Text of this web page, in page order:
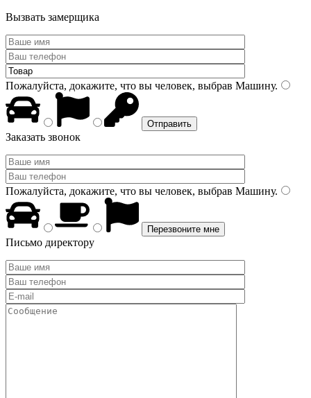
Вызвать замерщика
Пожалуйста, докажите, что вы человек, выбрав Машину.
Заказать звонок
Пожалуйста, докажите, что вы человек, выбрав Машину.
Письмо директору